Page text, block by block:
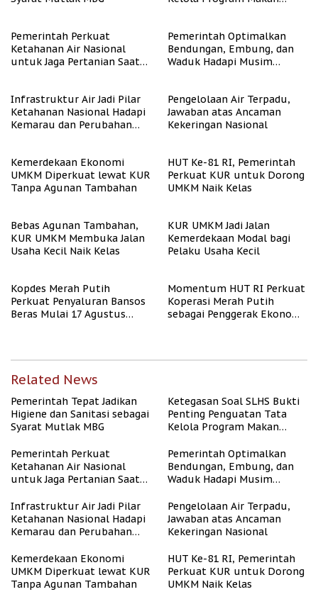
Pemerintah Perkuat
Ketahanan Air Nasional
untuk Jaga Pertanian Saat
Pemerintah Optimalkan
Bendungan, Embung, dan
Waduk Hadapi Musim
Infrastruktur Air Jadi Pilar
Ketahanan Nasional Hadapi
Kemarau dan Perubahan
Pengelolaan Air Terpadu,
Jawaban atas Ancaman
Kekeringan Nasional
Kemerdekaan Ekonomi
UMKM Diperkuat lewat KUR
Tanpa Agunan Tambahan
HUT Ke-81 RI, Pemerintah
Perkuat KUR untuk Dorong
UMKM Naik Kelas
Bebas Agunan Tambahan,
KUR UMKM Membuka Jalan
Usaha Kecil Naik Kelas
KUR UMKM Jadi Jalan
Kemerdekaan Modal bagi
Pelaku Usaha Kecil
Kopdes Merah Putih
Perkuat Penyaluran Bansos
Beras Mulai 17 Agustus
Momentum HUT RI Perkuat
Koperasi Merah Putih
sebagai Penggerak Ekonomi
Related News
Pemerintah Tepat Jadikan
Higiene dan Sanitasi sebagai
Syarat Mutlak MBG
Ketegasan Soal SLHS Bukti
Penting Penguatan Tata
Kelola Program Makan
Pemerintah Perkuat
Ketahanan Air Nasional
untuk Jaga Pertanian Saat
Pemerintah Optimalkan
Bendungan, Embung, dan
Waduk Hadapi Musim
Infrastruktur Air Jadi Pilar
Ketahanan Nasional Hadapi
Kemarau dan Perubahan
Pengelolaan Air Terpadu,
Jawaban atas Ancaman
Kekeringan Nasional
Kemerdekaan Ekonomi
UMKM Diperkuat lewat KUR
Tanpa Agunan Tambahan
HUT Ke-81 RI, Pemerintah
Perkuat KUR untuk Dorong
UMKM Naik Kelas